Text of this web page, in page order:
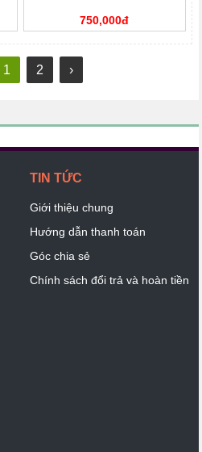
750,000đ
1 2 ›
TIN TỨC
Giới thiệu chung
Hướng dẫn thanh toán
Góc chia sẻ
Chính sách đổi trả và hoàn tiền